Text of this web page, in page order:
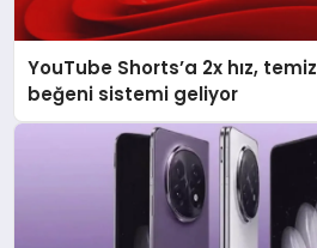
YouTube Shorts’a 2x hız,
beğeni sistemi geliyor